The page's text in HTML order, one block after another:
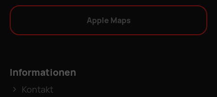
Apple Maps
Informationen
Kontakt